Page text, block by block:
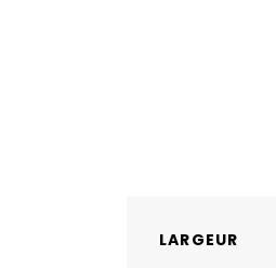
LARGEUR